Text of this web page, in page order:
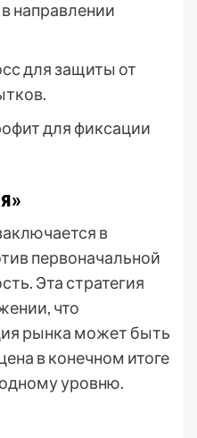
направлении
для защиты от
для фиксации
в
первоначальной
Эта стратегия
что
рынка может быть
в конечном итоге
уровню.